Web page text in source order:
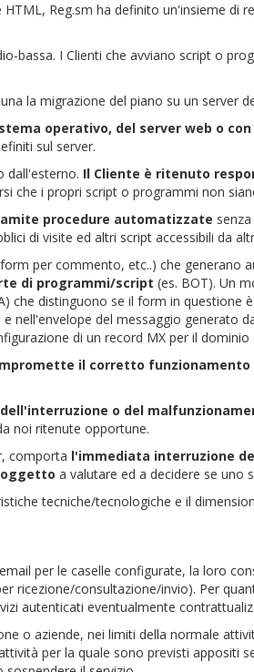
Reg.sm ha definito un'insieme
bassa. I Clienti che avviano script o
la migrazione del piano su un server
operativo, del server web o
sul server.
dall'esterno. Il Cliente è ritenuto
che i propri script o programmi non
procedure automatizzate
di visite ed altri script accessibili da
per commento, etc..) che generano
di programmi/script (es. BOT). Un
che distinguono se il form in
del messaggio generato
di un record MX per il dominio
il corretto
o del
noi ritenute opportune.
comporta l'immediata interruzione
a valutare ed a decidere se uno
tecniche/tecnologiche e il
per le caselle configurate, la loro
ricezione/consultazione/invio). Per
autenticati eventualmente
o aziende, nei limiti della normale
per la quale sono previsti appositi